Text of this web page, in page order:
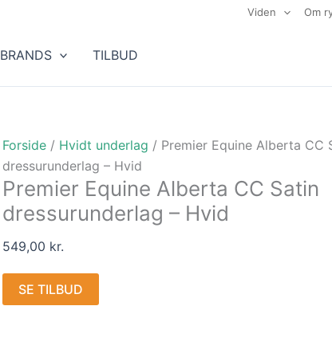
Viden Om
BRANDS TILBUD
Forside / Hvidt underlag / Premier Equine Alberta CC
dressurunderlag – Hvid
Premier Equine Alberta CC Satin
dressurunderlag – Hvid
549,00 kr.
SE TILBUD